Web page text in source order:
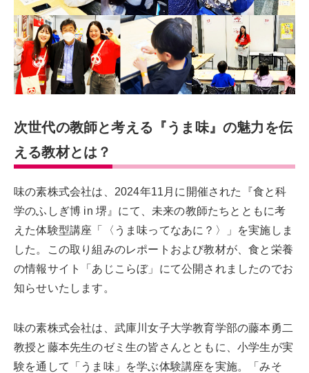
次世代の教師と考える『うま味』の魅力を伝
える教材とは？
味の素株式会社は、2024年11月に開催された『食と科
学のふしぎ博 in 堺』にて、未来の教師たちとともに考
えた体験型講座「〈うま味ってなあに？〉」を実施しま
した。この取り組みのレポートおよび教材が、食と栄養
の情報サイト「あじこらぼ」にて公開されましたのでお
知らせいたします。
味の素株式会社は、武庫川女子大学教育学部の藤本勇二
教授と藤本先生のゼミ生の皆さんとともに、小学生が実
験を通して「うま味」を学ぶ体験講座を実施。「みそ